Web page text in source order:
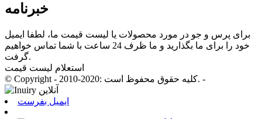
خبرنامه
برای پرس و جو در مورد محصولات یا لیست قیمت ما، لطفا ایمیل
خود را برای ما بگذارید و ما ظرف 24 ساعت با شما تماس خواهیم
گرفت.
استعلام لیست قیمت
© Copyright - 2010-2020: کلیه حقوق محفوظ است. -
ایمیل بفرست